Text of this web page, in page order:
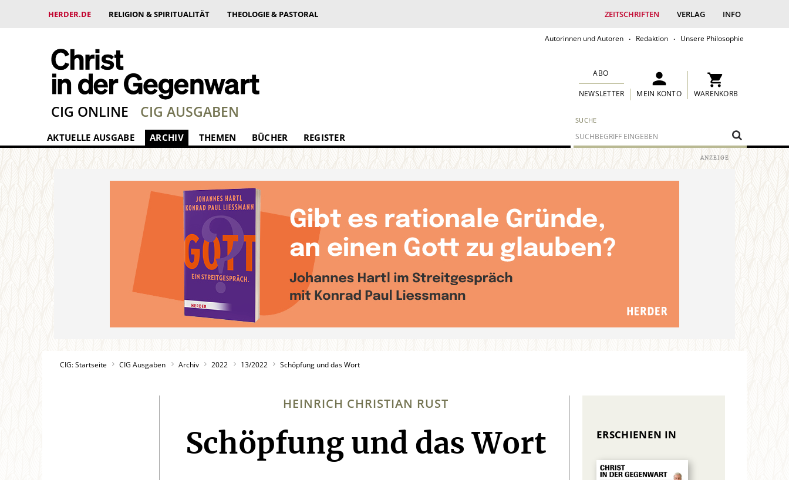
HERDER.DE RELIGION & SPIRITUALITÄT THEOLOGIE & PASTORAL ZEITSCHRIFTEN VERLAG INFO
Autorinnen und Autoren Redaktion Unsere Philosophie
SUCHE
ABO
NEWSLETTER MEIN KONTO WARENKORB
CIG ONLINE CIG AUSGABEN
AKTUELLE AUSGABE ARCHIV THEMEN BÜCHER REGISTER
CIG: Startseite CIG Ausgaben Archiv 2022 13/2022 Schöpfung und das Wort
HEINRICH CHRISTIAN RUST
:
Schöpfung und das Wort ERSCHIENEN IN